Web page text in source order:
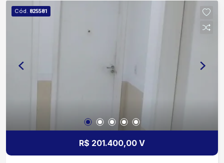
Diferenciais: Permanecem no imóvel os armários
planejados e os racks Garagem: 4 vagas, sendo 2
cobertas e 2 descobertas Ideal para quem
deseja morar em um condomínio de alto padrão,
ambientes amplos para toda a família. Agende
Cód. 825581
R$ 201.400,00 V